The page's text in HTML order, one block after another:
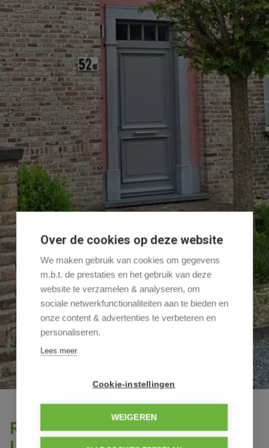
Recente landelijke woning te
Over de cookies op deze website
We maken gebruik van cookies om gegevens
m.b.t. de prestaties en het gebruik van deze
website te verzamelen & analyseren, om
sociale netwerkfunctionaliteiten aan te bieden en
onze content & advertenties te verbeteren en
personaliseren.
Lees meer
Cookie-instellingen
WEIGEREN